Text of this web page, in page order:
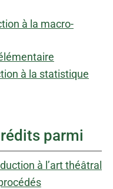
à la macro-
à la statistique
parmi
à l’art théâtral